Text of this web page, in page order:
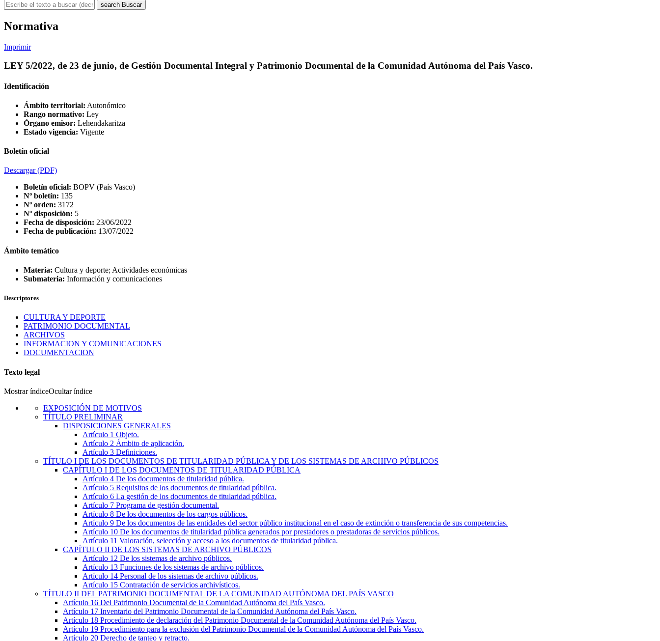
search Buscar
Normativa
Imprimir
LEY 5/2022, de 23 de junio, de Gestión Documental Integral y Patrimonio Documental de la Comunidad Autónoma del País Vasco.
Identificación
Ámbito territorial: Autonómico
Rango normativo: Ley
Órgano emisor: Lehendakaritza
Estado vigencia: Vigente
Boletín oficial
Descargar(PDF)
Boletín oficial: BOPV (País Vasco)
Nº boletín: 135
Nº orden: 3172
Nº disposición: 5
Fecha de disposición: 23/06/2022
Fecha de publicación: 13/07/2022
Ámbito temático
Materia: Cultura y deporte; Actividades económicas
Submateria: Información y comunicaciones
Descriptores
CULTURA Y DEPORTE
PATRIMONIO DOCUMENTAL
ARCHIVOS
INFORMACION Y COMUNICACIONES
DOCUMENTACION
Texto legal
Mostrar índiceOcultar índice
EXPOSICIÓN DE MOTIVOS
TÍTULO PRELIMINAR
DISPOSICIONES GENERALES
Artículo 1 Objeto.
Artículo 2 Ámbito de aplicación.
Artículo 3 Definiciones.
TÍTULO I DE LOS DOCUMENTOS DE TITULARIDAD PÚBLICA Y DE LOS SISTEMAS DE ARCHIVO PÚBLICOS
CAPÍTULO I DE LOS DOCUMENTOS DE TITULARIDAD PÚBLICA
Artículo 4 De los documentos de titularidad pública.
Artículo 5 Requisitos de los documentos de titularidad pública.
Artículo 6 La gestión de los documentos de titularidad pública.
Artículo 7 Programa de gestión documental.
Artículo 8 De los documentos de los cargos públicos.
Artículo 9 De los documentos de las entidades del sector público institucional en el caso de extinción o transferencia de sus competencias.
Artículo 10 De los documentos de titularidad pública generados por prestadores o prestadoras de servicios públicos.
Artículo 11 Valoración, selección y acceso a los documentos de titularidad pública.
CAPÍTULO II DE LOS SISTEMAS DE ARCHIVO PÚBLICOS
Artículo 12 De los sistemas de archivo públicos.
Artículo 13 Funciones de los sistemas de archivo públicos.
Artículo 14 Personal de los sistemas de archivo públicos.
Artículo 15 Contratación de servicios archivísticos.
TÍTULO II DEL PATRIMONIO DOCUMENTAL DE LA COMUNIDAD AUTÓNOMA DEL PAÍS VASCO
Artículo 16 Del Patrimonio Documental de la Comunidad Autónoma del País Vasco.
Artículo 17 Inventario del Patrimonio Documental de la Comunidad Autónoma del País Vasco.
Artículo 18 Procedimiento de declaración del Patrimonio Documental de la Comunidad Autónoma del País Vasco.
Artículo 19 Procedimiento para la exclusión del Patrimonio Documental de la Comunidad Autónoma del País Vasco.
Artículo 20 Derecho de tanteo y retracto.